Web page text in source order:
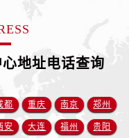
江西省抚州市临川区赣东大道售后服务中心（需提前预约）
江西省景德镇市珠山区珠山中路售后服务中心（需提前预约）
江西省九江市浔阳区浔阳路售后服务中心（需提前预约）
地址电话查询
都 重庆 南京 郑州
安 大连 福州 贵阳